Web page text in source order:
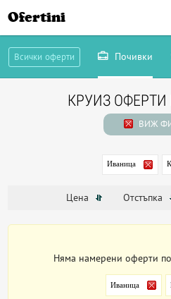
Ofertini
Всички оферти Почивки
КРУИЗ ОФЕРТИ
ВИЖ
Иваница
Цена Отстъпка
Няма намерени оферти
Иваница